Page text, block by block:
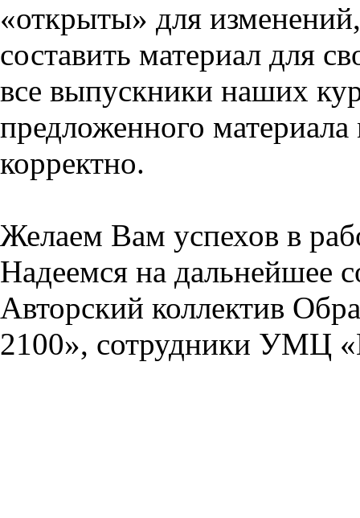
«открыты» для
составить материал для
все выпускники наших
предложенного
корректно.
Желаем Вам успехов в
Надеемся на дальнейшее
Авторский коллектив
2100», сотрудники УМЦ